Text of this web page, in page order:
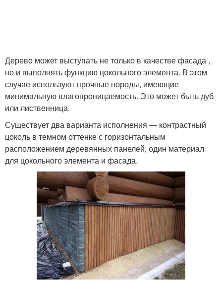
Дерево может выступать не только в качестве фасада ,
но и выполнять функцию цокольного элемента. В этом
случае используют прочные породы, имеющие
минимальную влагопроницаемость. Это может быть дуб
или лиственница.
Существует два варианта исполнения — контрастный
цоколь в темном оттенке с горизонтальным
расположением деревянных панелей, один материал
для цокольного элемента и фасада.